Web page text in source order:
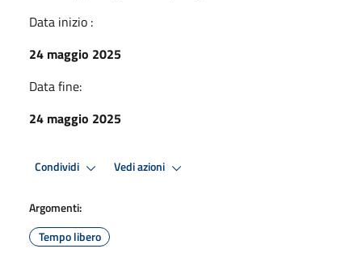
Data inizio :
24 maggio 2025
Data fine:
24 maggio 2025
Condividi Vedi azioni
Argomenti:
Tempo libero